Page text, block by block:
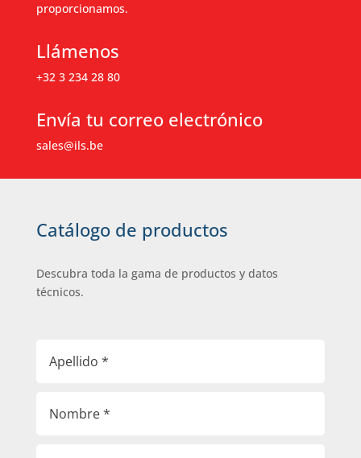
proporcionamos.
Llámenos
+32 3 234 28 80
Envía tu correo electrónico
sales@ils.be
Catálogo de productos
Descubra toda la gama de productos y datos
técnicos.